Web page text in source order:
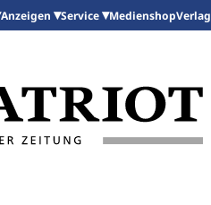
Anzeigen Service MedienshopVerlag